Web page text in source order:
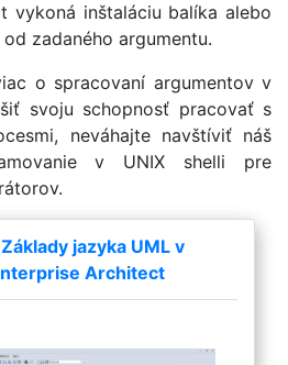
vykoná inštaláciu balíka alebo
zadaného argumentu.
o spracovaní argumentov v
svoju schopnosť pracovať s
neváhajte navštíviť náš
v UNIX shelli pre
jazyka UML v
Architect